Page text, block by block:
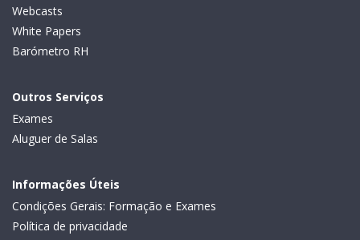
Webcasts
White Papers
Barómetro RH
Outros Serviços
Exames
Aluguer de Salas
Informações Úteis
Condições Gerais: Formação e Exames
Política de privacidade